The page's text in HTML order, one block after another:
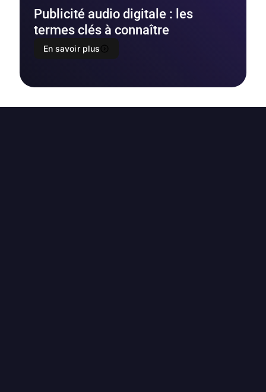
Publicité audio digitale : les
termes clés à connaître
En savoir plus